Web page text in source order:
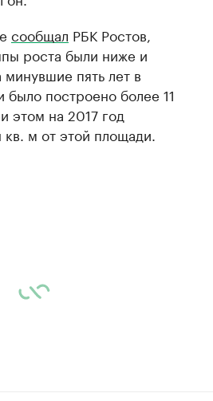
сообщал РБК Ростов,
роста были ниже и
минувшие пять лет в
было построено более 11
этом на 2017 год
м от этой площади.